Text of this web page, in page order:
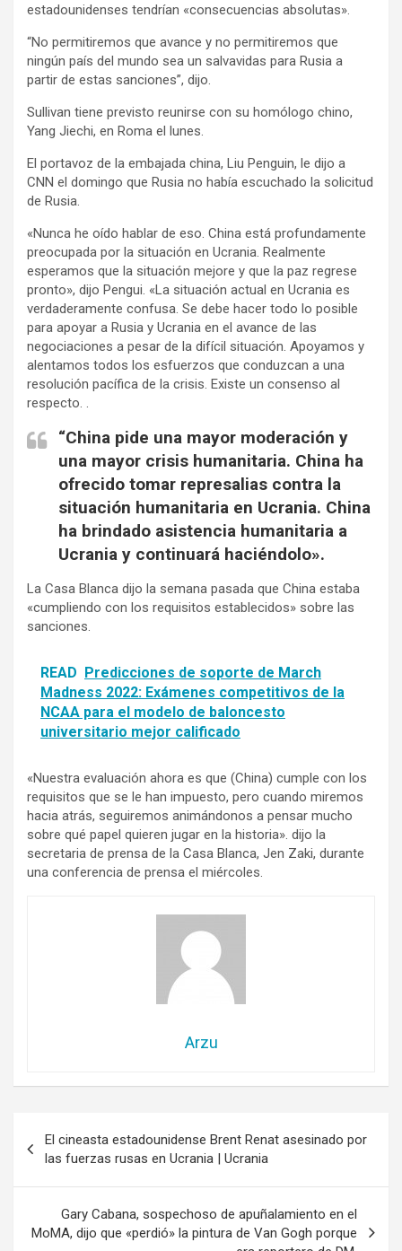
estadounidenses tendrían «consecuencias absolutas».
“No permitiremos que avance y no permitiremos que
ningún país del mundo sea un salvavidas para Rusia a
partir de estas sanciones”, dijo.
Sullivan tiene previsto reunirse con su homólogo chino,
Yang Jiechi, en Roma el lunes.
El portavoz de la embajada china, Liu Penguin, le dijo a
CNN el domingo que Rusia no había escuchado la solicitud
de Rusia.
«Nunca he oído hablar de eso. China está profundamente
preocupada por la situación en Ucrania. Realmente
esperamos que la situación mejore y que la paz regrese
pronto», dijo Pengui. «La situación actual en Ucrania es
verdaderamente confusa. Se debe hacer todo lo posible
para apoyar a Rusia y Ucrania en el avance de las
negociaciones a pesar de la difícil situación. Apoyamos y
alentamos todos los esfuerzos que conduzcan a una
resolución pacífica de la crisis. Existe un consenso al
respecto. .
“China pide una mayor moderación y
una mayor crisis humanitaria. China ha
ofrecido tomar represalias contra la
situación humanitaria en Ucrania. China
ha brindado asistencia humanitaria a
Ucrania y continuará haciéndolo».
La Casa Blanca dijo la semana pasada que China estaba
«cumpliendo con los requisitos establecidos» sobre las
sanciones.
READ Predicciones de soporte de March
Madness 2022: Exámenes competitivos de la
NCAA para el modelo de baloncesto
universitario mejor calificado
«Nuestra evaluación ahora es que (China) cumple con los
requisitos que se le han impuesto, pero cuando miremos
hacia atrás, seguiremos animándonos a pensar mucho
sobre qué papel quieren jugar en la historia». dijo la
secretaria de prensa de la Casa Blanca, Jen Zaki, durante
una conferencia de prensa el miércoles.
Arzu
de
entradas
El cineasta estadounidense Brent Renat asesinado por
las fuerzas rusas en Ucrania | Ucrania
Gary Cabana, sospechoso de apuñalamiento en el
MoMA, dijo que «perdió» la pintura de Van Gogh porque